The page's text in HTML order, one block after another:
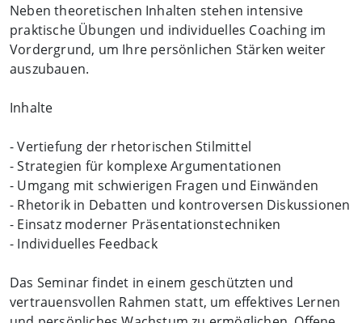
Neben theoretischen Inhalten stehen intensive
praktische Übungen und individuelles Coaching im
Vordergrund, um Ihre persönlichen Stärken weiter
auszubauen.
Inhalte
- Vertiefung der rhetorischen Stilmittel
- Strategien für komplexe Argumentationen
- Umgang mit schwierigen Fragen und Einwänden
- Rhetorik in Debatten und kontroversen Diskussionen
- Einsatz moderner Präsentationstechniken
- Individuelles Feedback
Das Seminar findet in einem geschützten und
vertrauensvollen Rahmen statt, um effektives Lernen